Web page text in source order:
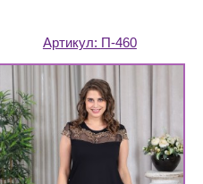
Артикул: П-460